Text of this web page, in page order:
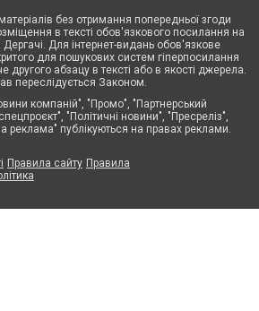
без отримання попередньої згоди
в тексті обов'язкового посилання на
Для інтернет-видань обов'язкове
для пошукових систем гіперпосилання
другого абзацу в тексті або в якості джерела.
переслідується Законом.
компаній", "Промо", "Партнерський
"Політичні новини", "Пресреліз",
реклама" публікуються на правах реклами.
Правила сайту Правила